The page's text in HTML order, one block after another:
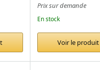
Prix sur demande
En stock
Voir le produit